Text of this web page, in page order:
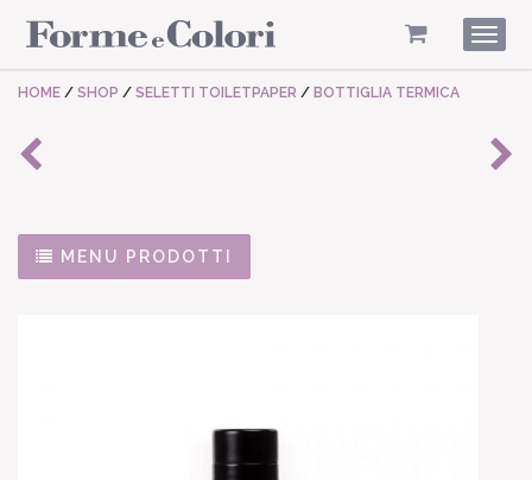
HOME / SHOP / SELETTI TOILETPAPER / BOTTIGLIA TERMICA
MENU PRODOTTI